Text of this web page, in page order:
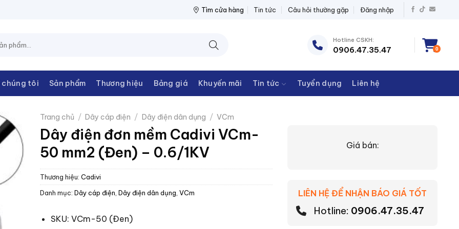
THANH CHÂU NPP THIẾT BỊ ĐIỆN THANH CHÂU
Tìm cửa hàng Tin tức Câu hỏi thường gặp Đăng nhập
Hotline CSKH:
0906.47.35.47 0
chúng tôi Sản phẩm Thương hiệu Bảng giá Khuyến mãi Tin tức Tuyển dụng Liên hệ
Trang chủ / Dây cáp điện / Dây điện dân dụng / VCm
Dây điện đơn mềm Cadivi VCm-
50 mm2 (Đen) – 0.6/1KV
Thương hiệu: Cadivi
Danh mục: Dây cáp điện Dây điện dân dụng VCm
SKU: VCm-50 (Đen)
Giá bán:
LIÊN HỆ ĐỂ NHẬN BÁO GIÁ TỐT
Hotline: 0906.47.35.47